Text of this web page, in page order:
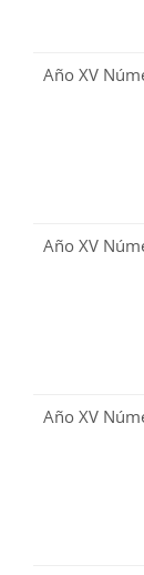
Año XV
Año XV
Año XV